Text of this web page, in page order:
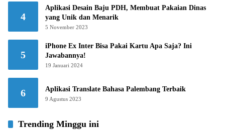
4
Aplikasi Desain Baju PDH, Membuat Pakaian Dinas
yang Unik dan Menarik
5 November 2023
5
iPhone Ex Inter Bisa Pakai Kartu Apa Saja? Ini
Jawabannya!
19 Januari 2024
6 Aplikasi Translate Bahasa Palembang Terbaik
9 Agustus 2023
Trending Minggu ini